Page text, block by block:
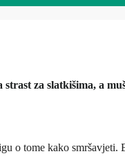
za slatkišima, a
o tome kako